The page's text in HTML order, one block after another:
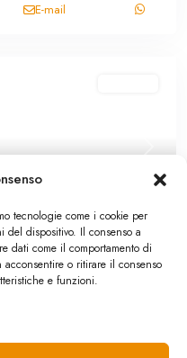
tecnologie come i cookie per
del dispositivo. Il consenso a
dati come il comportamento di
o ritirare il consenso
e funzioni.
E-mail
Next
via Roma 85
di via Roma a a pochi